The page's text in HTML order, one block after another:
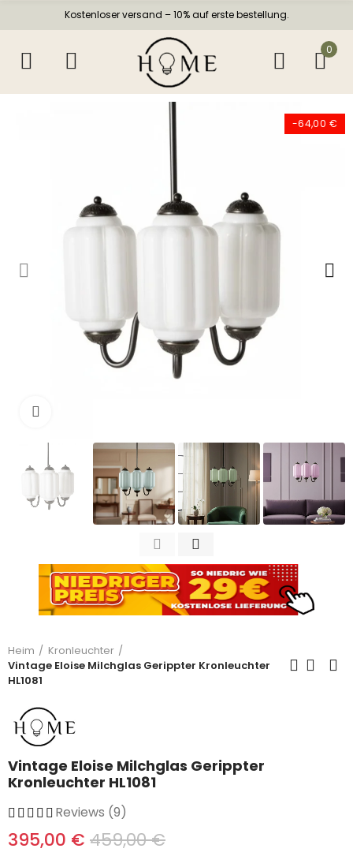
Kostenloser versand – 10% auf erste bestellung.
0
-64,00 €
Heim
Kronleuchter
Vintage Eloise Milchglas Gerippter Kronleuchter
HL1081
Vintage Eloise Milchglas Gerippter
Kronleuchter HL1081
Reviews (9)
395,00 € 459,00 €